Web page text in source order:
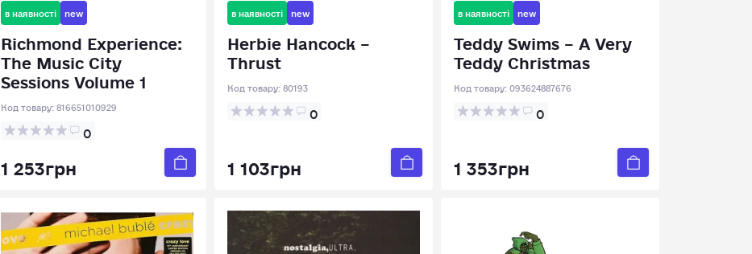
в наявності new
Richmond Experience:
The Music City
Sessions Volume 1
Код товару:816651010929
0
1 253грн
в наявності new
Herbie Hancock –
Thrust
Код товару:80193
0
1 103грн
в наявності new
Teddy Swims – A Very
Teddy Christmas
Код товару:093624887676
0
1 353грн